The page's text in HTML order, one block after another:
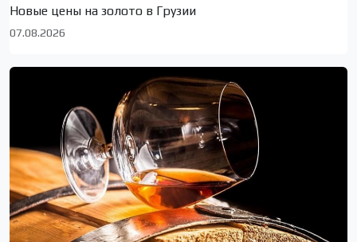
Новые цены на золото в Грузии
07.08.2026